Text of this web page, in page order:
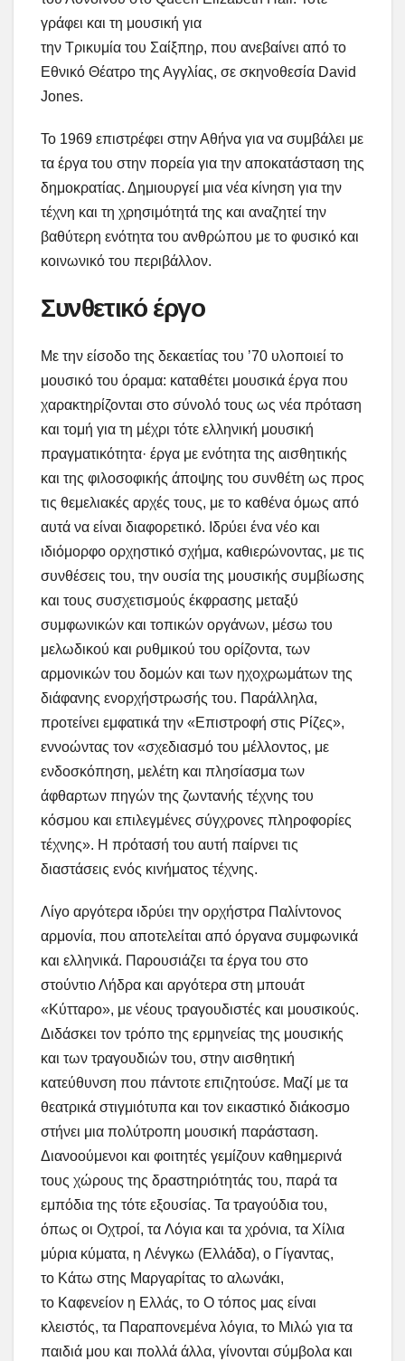
γράφει και τη μουσική για
την Τρικυμία του Σαίξπηρ, που ανεβαίνει από το
Εθνικό Θέατρο της Αγγλίας, σε σκηνοθεσία David
Jones.
Το 1969 επιστρέφει στην Αθήνα για να συμβάλει με
τα έργα του στην πορεία για την αποκατάσταση της
δημοκρατίας. Δημιουργεί μια νέα κίνηση για την
τέχνη και τη χρησιμότητά της και αναζητεί την
βαθύτερη ενότητα του ανθρώπου με το φυσικό και
κοινωνικό του περιβάλλον.
Συνθετικό έργο
Με την είσοδο της δεκαετίας του ’70 υλοποιεί το
μουσικό του όραμα: καταθέτει μουσικά έργα που
χαρακτηρίζονται στο σύνολό τους ως νέα πρόταση
και τομή για τη μέχρι τότε ελληνική μουσική
πραγματικότητα· έργα με ενότητα της αισθητικής
και της φιλοσοφικής άποψης του συνθέτη ως προς
τις θεμελιακές αρχές τους, με το καθένα όμως από
αυτά να είναι διαφορετικό. Ιδρύει ένα νέο και
ιδιόμορφο ορχηστικό σχήμα, καθιερώνοντας, με τις
συνθέσεις του, την ουσία της μουσικής συμβίωσης
και τους συσχετισμούς έκφρασης μεταξύ
συμφωνικών και τοπικών οργάνων, μέσω του
μελωδικού και ρυθμικού του ορίζοντα, των
αρμονικών του δομών και των ηχοχρωμάτων της
διάφανης ενορχήστρωσής του. Παράλληλα,
προτείνει εμφατικά την «Επιστροφή στις Ρίζες»,
εννοώντας τον «σχεδιασμό του μέλλοντος, με
ενδοσκόπηση, μελέτη και πλησίασμα των
άφθαρτων πηγών της ζωντανής τέχνης του
κόσμου και επιλεγμένες σύγχρονες πληροφορίες
τέχνης». Η πρότασή του αυτή παίρνει τις
διαστάσεις ενός κινήματος τέχνης.
Λίγο αργότερα ιδρύει την ορχήστρα Παλίντονος
αρμονία, που αποτελείται από όργανα συμφωνικά
και ελληνικά. Παρουσιάζει τα έργα του στο
στούντιο Λήδρα και αργότερα στη μπουάτ
«Κύτταρο», με νέους τραγουδιστές και μουσικούς.
Διδάσκει τον τρόπο της ερμηνείας της μουσικής
και των τραγουδιών του, στην αισθητική
κατεύθυνση που πάντοτε επιζητούσε. Μαζί με τα
θεατρικά στιγμιότυπα και τον εικαστικό διάκοσμο
στήνει μια πολύτροπη μουσική παράσταση.
Διανοούμενοι και φοιτητές γεμίζουν καθημερινά
τους χώρους της δραστηριότητάς του, παρά τα
εμπόδια της τότε εξουσίας. Τα τραγούδια του,
όπως οι Οχτροί, τα Λόγια και τα χρόνια, τα Χίλια
μύρια κύματα, η Λένγκω (Ελλάδα), ο Γίγαντας,
το Κάτω στης Μαργαρίτας το αλωνάκι,
το Καφενείον η Ελλάς, το Ο τόπος μας είναι
κλειστός, τα Παραπονεμένα λόγια, το Μιλώ για τα
παιδιά μου και πολλά άλλα, γίνονται σύμβολα και